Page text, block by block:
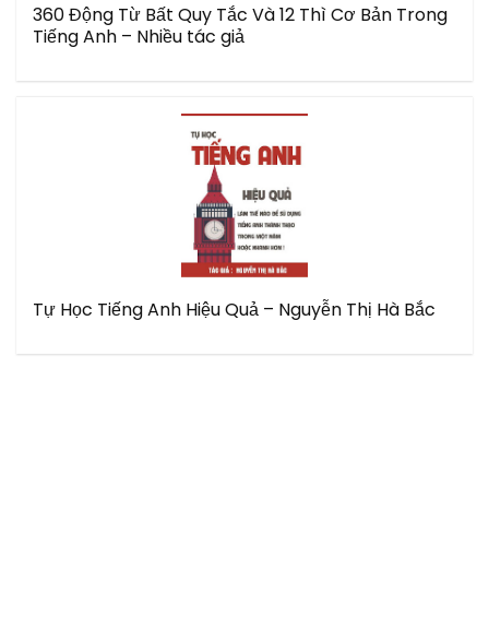
360 Động Từ Bất Quy Tắc Và 12 Thì Cơ Bản Trong
Tiếng Anh – Nhiều tác giả
Tự Học Tiếng Anh Hiệu Quả – Nguyễn Thị Hà Bắc